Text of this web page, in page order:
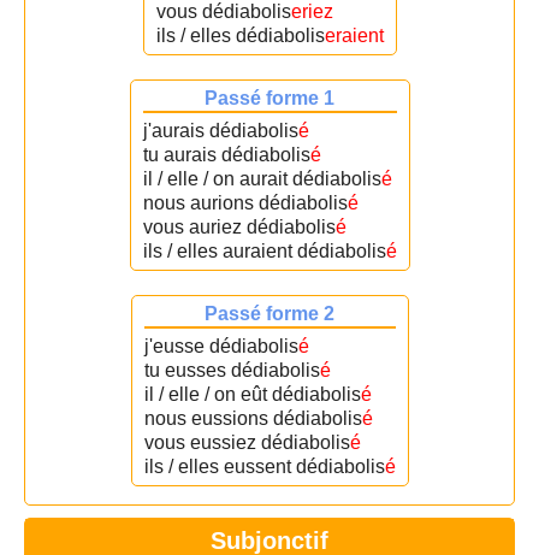
vous dédiaboliseriez
ils / elles dédiaboliseraient
Passé forme 1
j'aurais dédiabolisé
tu aurais dédiabolisé
il / elle / on aurait dédiabolisé
nous aurions dédiabolisé
vous auriez dédiabolisé
ils / elles auraient dédiabolisé
Passé forme 2
j'eusse dédiabolisé
tu eusses dédiabolisé
il / elle / on eût dédiabolisé
nous eussions dédiabolisé
vous eussiez dédiabolisé
ils / elles eussent dédiabolisé
Subjonctif